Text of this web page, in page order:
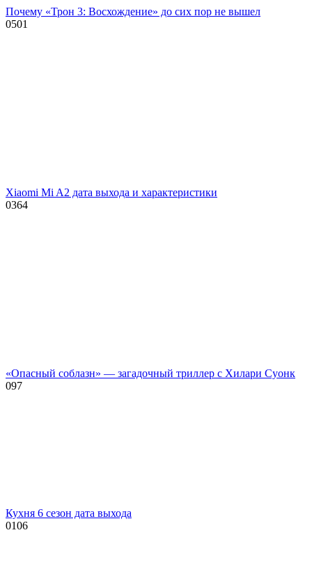
Почему «Трон 3: Восхождение» до сих пор не вышел
0501
Xiaomi Mi A2 дата выхода и характеристики
0364
«Опасный соблазн» — загадочный триллер с Хилари Суонк
097
Кухня 6 сезон дата выхода
0106